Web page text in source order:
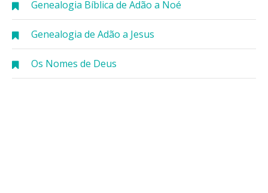
Genealogia Bíblica de Adão a Noé
Genealogia de Adão a Jesus
Os Nomes de Deus